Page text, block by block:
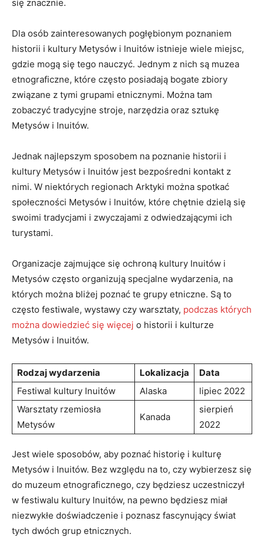
⁣się znacznie.
Dla osób zainteresowanych pogłębionym poznaniem
historii‍ i ‌kultury Metysów i Inuitów istnieje wiele miejsc,⁣
gdzie mogą ⁣się tego⁢ nauczyć. ‍Jednym ⁤z nich‌ są muzea
etnograficzne, które ‌często posiadają ‍bogate zbiory
związane‌ z tymi grupami ⁣etnicznymi. ‍Można tam
zobaczyć tradycyjne stroje, narzędzia⁣ oraz⁤ sztukę
Metysów i Inuitów.
Jednak⁣ najlepszym⁣ sposobem na poznanie ⁢historii i
kultury Metysów‌ i Inuitów jest bezpośredni kontakt z
nimi. W niektórych⁤ regionach Arktyki ‍można spotkać
⁤społeczności Metysów i Inuitów, ⁢które chętnie dzielą się
swoimi tradycjami‌ i zwyczajami z⁢ odwiedzającymi ich⁣
turystami.
Organizacje zajmujące ⁢się ochroną kultury Inuitów i
Metysów często organizują specjalne wydarzenia,‌ na
których ‌można ‍bliżej poznać te grupy etniczne. Są to
często festiwale,⁤ wystawy czy warsztaty, podczas których
można dowiedzieć się więcej o historii i kulturze
‍Metysów i Inuitów.
Rodzaj‍ wydarzenia Lokalizacja
Data
Festiwal ‍kultury Inuitów
Alaska
lipiec 2022
Warsztaty rzemiosła
Metysów
Kanada
sierpień
2022
Jest wiele ​sposobów, aby poznać historię i ⁣kulturę
Metysów ⁣i Inuitów. Bez względu na to, czy wybierzesz się
do muzeum etnograficznego, czy ‍będziesz uczestniczył
w festiwalu kultury Inuitów, na pewno będziesz miał
niezwykłe doświadczenie ⁤i poznasz fascynujący świat
tych dwóch ‌grup etnicznych.